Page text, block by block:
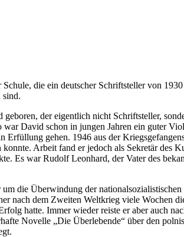
die ein deutscher Schriftsteller von
sind.
der eigentlich nicht Schriftsteller,
David schon in jungen Jahren ein guter
gehen. 1946 aus der
Arbeit fand er jedoch als Sekretär des
Es war Rudolf Leonhard, der Vater des
die Überwindung der
nach dem Zweiten Weltkrieg viele Wochen
hatte. Immer wieder reiste er aber auch
Novelle „Die Überlebende“ über den